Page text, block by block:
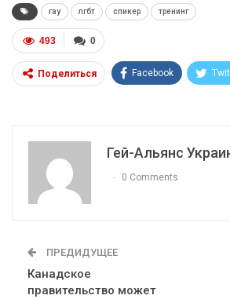
гау лгбт спикер тренинг
0
493
Поделиться Facebook
Гей-Альянс
0 Comments
ПРЕДИДУЩЕЕ
Канадское
правительство может